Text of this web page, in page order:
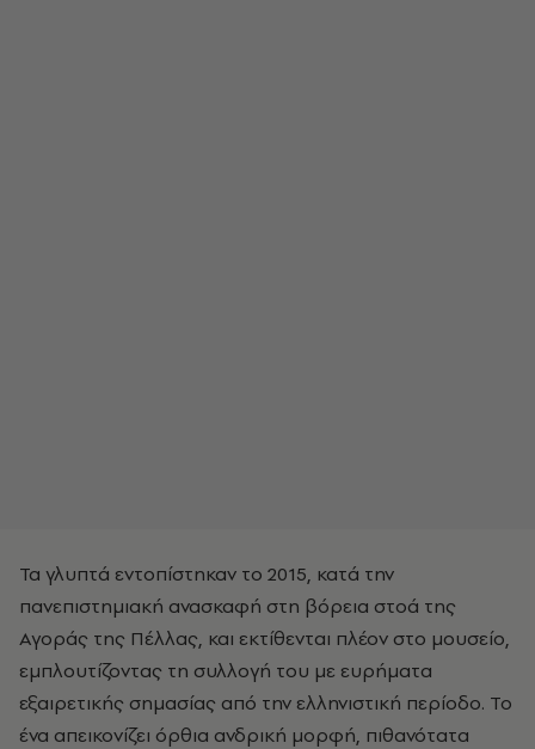
Τα γλυπτά εντοπίστηκαν το 2015, κατά την
πανεπιστημιακή ανασκαφή στη βόρεια στοά της
Αγοράς της Πέλλας, και εκτίθενται πλέον στο μουσείο,
εμπλουτίζοντας τη συλλογή του με ευρήματα
εξαιρετικής σημασίας από την ελληνιστική περίοδο. Το
ένα απεικονίζει όρθια ανδρική μορφή, πιθανότατα